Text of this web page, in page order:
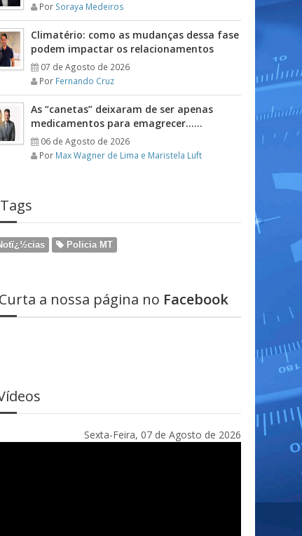
Por Soraya Medeiros
Climatério: como as mudanças dessa fase
podem impactar os relacionamentos
07 de Agosto de 2026
Por Fernando Cruz
As “canetas” deixaram de ser apenas
medicamentos para emagrecer……
06 de Agosto de 2026
Por Max Wagner de Lima e Maristela Luft
Tags
Policia MT
Curta a nossa página no Facebook
Sexta-Feira, 07 de Agosto de 2026